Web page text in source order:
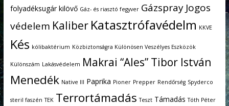
folyadéksugár kilövő Gáz- és riasztó fegyver Gázspray Jogos
védelem Kaliber Katasztrófavédelm KKVE
Kés kólibaktérium Közbiztonságra Különösen Veszélyes Eszközök
Különszám Lakásvédelem Makrai “Ales” Tibor István
Menedék Native III Paprika Pioner Prepper Rendőrség Spyderco
steril faszén TEK Terrortámadás Teszt Támadás Tóth Péter